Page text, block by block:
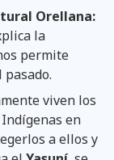
Orellana:
la
permite
viven los
en
a ellos y